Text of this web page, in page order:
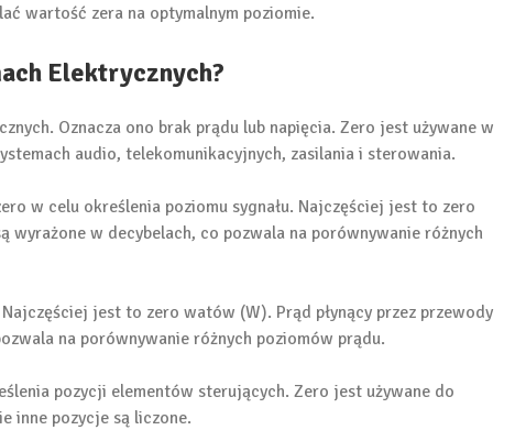
wartość zera na optymalnym poziomie.
Elektrycznych?
Oznacza ono brak prądu lub napięcia. Zero jest używane w
audio, telekomunikacyjnych, zasilania i sterowania.
w celu określenia poziomu sygnału. Najczęściej jest to zero
wyrażone w decybelach, co pozwala na porównywanie różnych
jest to zero watów (W). Prąd płynący przez przewody
na porównywanie różnych poziomów prądu.
pozycji elementów sterujących. Zero jest używane do
inne pozycje są liczone.